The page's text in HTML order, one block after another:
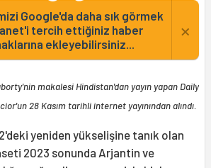
Google'da daha sık görmek
tercih ettiğiniz haber
ekleyebilirsiniz...
×
makalesi Hindistan'dan yayın yapan Daily
28 Kasım tarihli internet yayınından alındı.
yeniden yükselişine tanık olan
2023 sonunda Arjantin ve